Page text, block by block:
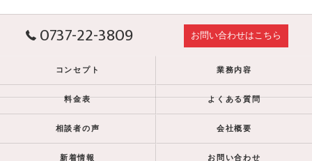
0737-22-3809 お問い合わせはこちら
コンセプト 業務内容
料金表 よくある質問
相談者の声 会社概要
新着情報 お問い合わせ